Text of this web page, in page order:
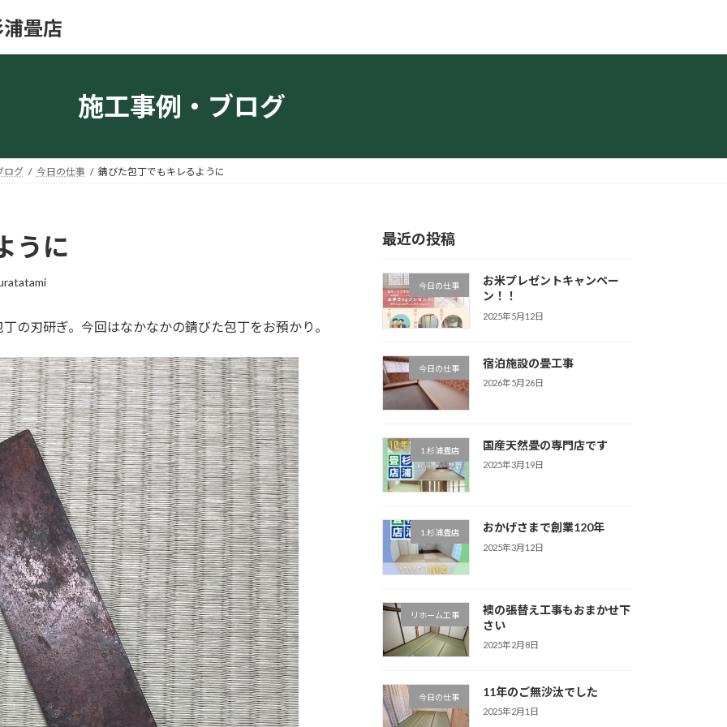
畳店
施工事例・ブログ
ログ 今日の仕事 錆びた包丁でもキレるように
うに
の刃研ぎ。今回はなかなかの錆びた包丁をお預かり。
最近の投稿
今日の仕事
お米プレゼントキャンペー
ン！！
2025年5月12日
今日の仕事 宿泊施設の畳工事
2026年5月26日
1.杉浦畳店 国産天然畳の専門店です
2025年3月19日
1.杉浦畳店 おかげさまで創業120年
2025年3月12日
リホーム工事
襖の張替え工事もおまかせ下
さい
2025年2月8日
今日の仕事 11年のご無沙汰でした
2025年2月1日